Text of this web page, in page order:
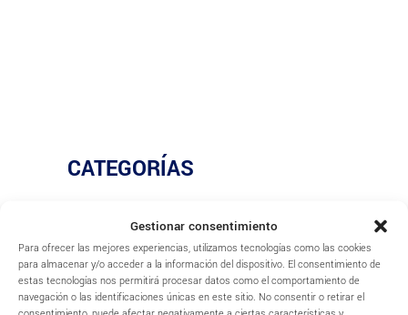
Gestionar consentimiento
Para ofrecer las mejores experiencias, utilizamos tecnologías como las cookies
para almacenar y/o acceder a la información del dispositivo. El consentimiento de
estas tecnologías nos permitirá procesar datos como el comportamiento de
navegación o las identificaciones únicas en este sitio. No consentir o retirar el
CATEGORÍAS
Etiquetas